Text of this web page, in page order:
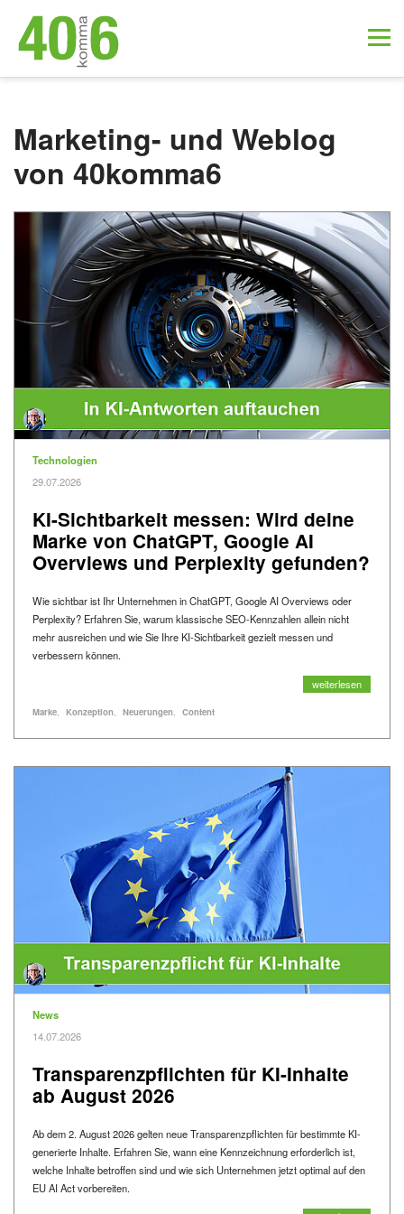
Marketing- und Weblog
von 40komma6
Kategorie
Technologien
Veröffentlicht am
29.07.2026
KI-Sichtbarkeit messen: Wird deine
Marke von ChatGPT, Google AI
Overviews und Perplexity gefunden?
Wie sichtbar ist Ihr Unternehmen in ChatGPT, Google AI Overviews oder
Perplexity? Erfahren Sie, warum klassische SEO-Kennzahlen allein nicht
mehr ausreichen und wie Sie Ihre KI-Sichtbarkeit gezielt messen und
verbessern können.
KI-Sichtbarkeit
weiterlesen
Schlagworte
Alle Blogartikel mit dem Schlagwort "
Marke" anzeigen
Alle Blogartikel mit dem Schlagwort "
Konzeption " anzeigen
Alle Blogartikel mit dem Schlagwort "
Neuerungen " anzeigen
Alle Blogartikel mit dem Schlagwort "
Content" anzeigen
Kategorie
News
Veröffentlicht am
14.07.2026
Transparenzpflichten für KI-Inhalte
ab August 2026
Ab dem 2. August 2026 gelten neue Transparenzpflichten für bestimmte KI-
generierte Inhalte. Erfahren Sie, wann eine Kennzeichnung erforderlich ist,
welche Inhalte betroffen sind und wie sich Unternehmen jetzt optimal auf den
EU AI Act vorbereiten.